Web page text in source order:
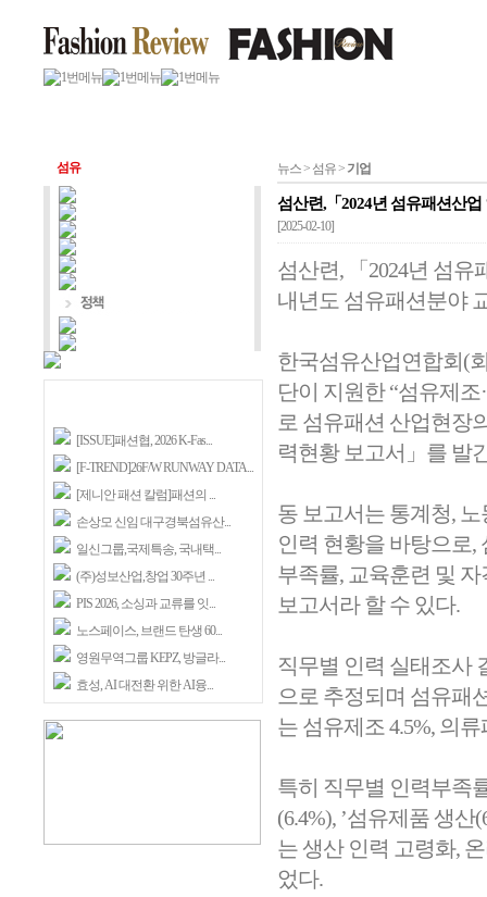
섬유
[ISSUE]패션협, 2026 K-Fas...
[F-TREND]26F/W RUNWAY DATA...
[제니안 패션 칼럼]패션의 ...
손상모 신임 대구경북섬유산...
일신그룹,국제특송, 국내택...
(주)성보산업,창업 30주년 ...
PIS 2026, 소싱과 교류를 잇...
노스페이스, 브랜드 탄생 60...
영원무역그룹 KEPZ, 방글라...
효성, AI 대전환 위한 AI융...
뉴스 > 섬유 > 기업
섬산련,「2024년 섬유패션산
[2025-02-10]
섬산련, 「2024년 섬
내년도 섬유패션분야
한국섬유산업연합회(
단이 지원한 “섬유제
로 섬유패션 산업현장
력현황 보고서」를 발
동 보고서는 통계청,
인력 현황을 바탕으로,
부족률, 교육훈련 및
보고서라 할 수 있다.
직무별 인력 실태조사
으로 추정되며 섬유패
는 섬유제조 4.5%, 의
특히 직무별 인력부족
(6.4%), ’섬유제품 생
는 생산 인력 고령화,
었다.